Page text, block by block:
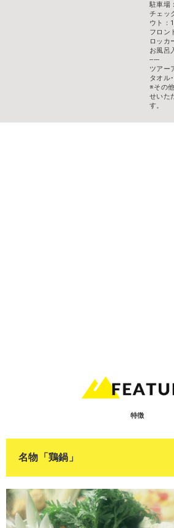
駐車場
チェッ
ウト：
フロン
ロッカ
お風呂
-----
ツアー
タオル
※その
せいた
す。
特徴
名物「鶏鍋」